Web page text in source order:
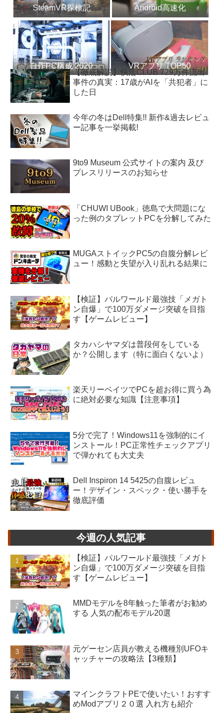
SteamVR探検記 Android高速化
自作PC構成 2020 VRアプリ TOP50
【徹底解説】快活CLUB 729万件流出
事件の真実：17歳がAIを「共犯者」に
した日
今年の冬はDell特集!! 新作&過去レビュ
ー記事を一挙掲載!
9to9 Museum 公式サイトの案内 及び
プレスリリースのお知らせ
「CHUWI UBook」徳島で大問題にな
った例のタブレットPCを分解してみた
MUGAストイックPC5の自腹分解レビ
ュー！感動と失望が入り乱れる結果に
【検証】パルワールド最強技「メガト
ン自爆」で100万ダメージ突破を目指
す【ゲームレビュー】
タカハシヤマダは普段何をしている
か？公開します（特に面白くないよ）
楽天リーベイツでPCを超お得に買う為
に絶対必要な知識【注意事項】
5分で完了！Windows11を強制的にイ
ンストール！PC正常性チェックアプリ
で弾かれても大丈夫
Dell Inspiron 14 5425の自腹レビュ
ー！デザイン・スペック・使い勝手を
徹底評価
今週の人気記事
【検証】パルワールド最強技「メガト
ン自爆」で100万ダメージ突破を目指
す【ゲームレビュー】
MMDモデルを8年触った筆者がお勧め
する 人気の配布モデル20選
元ゲーセン店員が教える機種別UFOキ
ャッチャーの攻略法【3種類】
マインクラフトPEで使いたい！おすす
めModアプリ２０選 入れ方も紹介